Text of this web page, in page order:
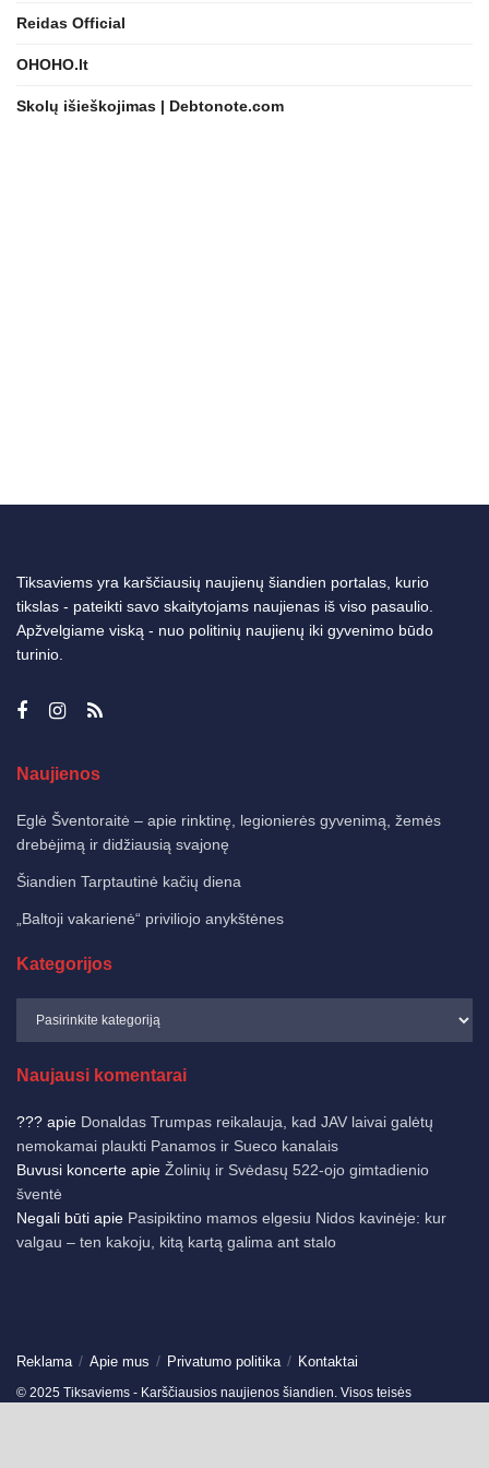
Reidas Official
OHOHO.lt
Skolų išieškojimas | Debtonote.com
Tiksaviems yra karščiausių naujienų šiandien portalas, kurio
tikslas - pateikti savo skaitytojams naujienas iš viso pasaulio.
Apžvelgiame viską - nuo politinių naujienų iki gyvenimo būdo
turinio.
Naujienos
Eglė Šventoraitė – apie rinktinę, legionierės gyvenimą, žemės
drebėjimą ir didžiausią svajonę
Šiandien Tarptautinė kačių diena
„Baltoji vakarienė“ priviliojo anykštėnes
Kategorijos
Naujausi komentarai
??? apie Donaldas Trumpas reikalauja, kad JAV laivai galėtų
nemokamai plaukti Panamos ir Sueco kanalais
Buvusi koncerte apie Žolinių ir Svėdasų 522-ojo gimtadienio
šventė
Negali būti apie Pasipiktino mamos elgesiu Nidos kavinėje: kur
valgau – ten kakoju, kitą kartą galima ant stalo
Reklama Apie mus Privatumo politika Kontaktai
© 2025 Tiksaviems - Karščiausios naujienos šiandien. Visos teisės